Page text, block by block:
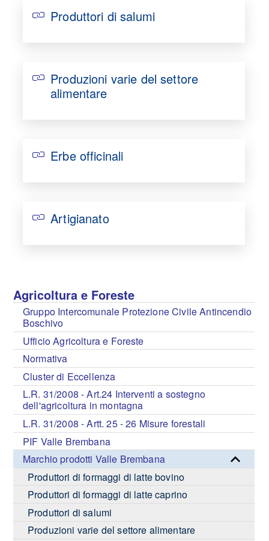
Produttori di salumi
Produzioni varie del settore
alimentare
Erbe officinali
Artigianato
Agricoltura e Foreste
Gruppo Intercomunale Protezione Civile Antincendio
Boschivo
Ufficio Agricoltura e Foreste
Normativa
Cluster di Eccellenza
L.R. 31/2008 - Art.24 Interventi a sostegno
dell'agricoltura in montagna
L.R. 31/2008 - Artt. 25 - 26 Misure forestali
PIF Valle Brembana
Marchio prodotti Valle Brembana
Produttori di formaggi di latte bovino
Produttori di formaggi di latte caprino
Produttori di salumi
Produzioni varie del settore alimentare